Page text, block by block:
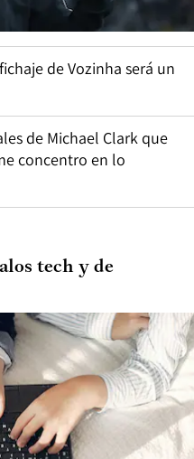
de Vozinha será un
de Michael Clark que
concentro en lo
tech y de